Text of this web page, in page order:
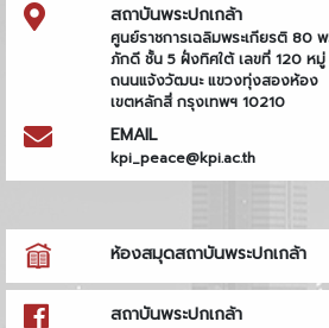
สถาบันพระปกเกล้า
ศูนย์ราชการเฉลิมพระเกียรติ 80
ภักดี ชั้น 5 ฝั่งทิศใต้ เลขที่ 120 หมู่
ถนนแจ้งวัฒนะ แขวงทุ่งสองห้อง
เขตหลักสี่ กรุงเทพฯ 10210
EMAIL
kpi_peace@kpi.ac.th
ห้องสมุดสถาบันพระปกเกล้า
สถาบันพระปกเกล้า